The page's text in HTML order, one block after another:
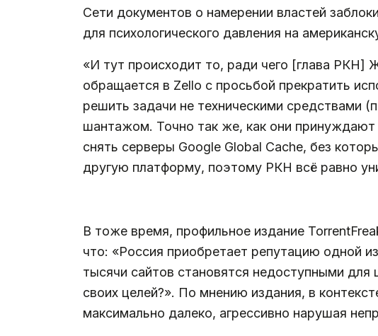
Сети документов о намерении властей
для психологического давления на
«И тут происходит то, ради чего [глава РКН]
обращается в Zello с просьбой прекратить
решить задачи не техническими
шантажом. Точно так же, как они принуждают
снять серверы Google Global Cache, без
другую платформу, поэтому РКН всё равно
В тоже время, профильное издание
что: «Россия приобретает репутацию одной
тысячи сайтов становятся недоступными
своих целей?». По мнению издания, в
максимально далеко, агрессивно нарушая